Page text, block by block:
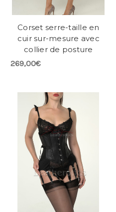
Corset serre-taille en
cuir sur-mesure avec
collier de posture
269,00€